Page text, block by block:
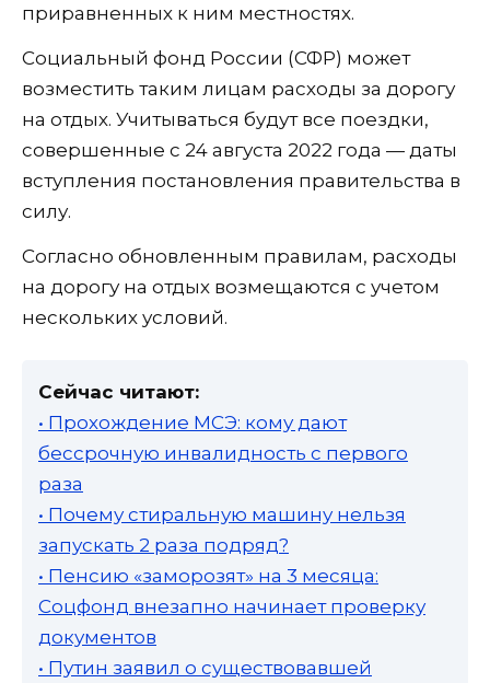
приравненных к ним местностях.
Социальный фонд России (СФР) может
возместить таким лицам расходы за дорогу
на отдых. Учитываться будут все поездки,
совершенные с 24 августа 2022 года — даты
вступления постановления правительства в
силу.
Согласно обновленным правилам, расходы
на дорогу на отдых возмещаются с учетом
нескольких условий.
Сейчас читают:
• Прохождение МСЭ: кому дают
бессрочную инвалидность с первого
раза
• Почему стиральную машину нельзя
запускать 2 раза подряд?
• Пенсию «заморозят» на 3 месяца:
Соцфонд внезапно начинает проверку
документов
• Путин заявил о существовавшей